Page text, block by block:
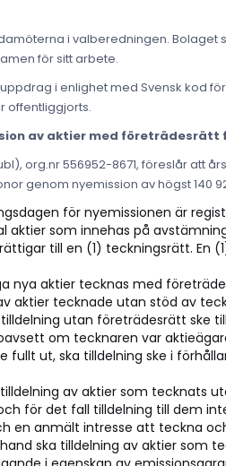
i valberedningen.
för sitt arbete.
i enlighet med Svensk kod
offentliggjorts.
av aktier med
org.nr 556952-8671, föreslår
genom nyemission av högst 140
för nyemissionen är
aktier som innehas på
till en (1) teckningsrätt. En
nya aktier tecknas med
aktier tecknade utan stöd av
utan företrädesrätt ske
om tecknaren var
fullt ut, ska tilldelning ske i
av aktier som tecknats
för det fall tilldelning till dem
en anmält intresse att teckna
ska tilldelning av aktier som